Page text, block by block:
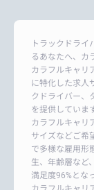
トラックドライ
るあなたへ、カ
カラフルキャリ
に特化した求人
クドライバー、
を提供していま
カラフルキャリ
サイズなどご希
で多様な雇用形
生、年齢層など
満足度96%とな